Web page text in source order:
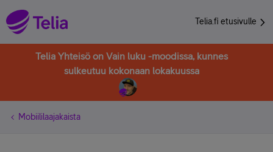
Telia.fi etusivulle
Telia Yhteisö on Vain luku -moodissa, kunnes
sulkeutuu kokonaan lokakuussa
Mobiililaajakaista